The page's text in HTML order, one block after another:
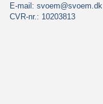
E-mail: svoem@svoem.dk
CVR-nr.: 10203813